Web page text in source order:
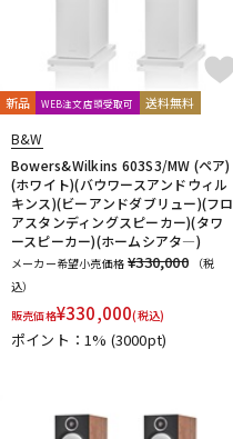
新品 WEB注文店頭受取可 送料無料
B&W
Bowers&Wilkins 603S3/MW (ペア)
(ホワイト)(バウワースアンドウィル
キンス)(ビーアンドダブリュー)(フロ
アスタンディングスピーカー)(タワ
ースピーカー)(ホームシアタ―)
メーカー希望小売価格 ¥330,000
（税
込）
販売価格¥330,000(税込)
ポイント：1% (3000pt)